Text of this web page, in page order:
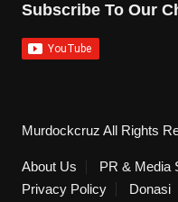
Subscribe To Our
Murdockcruz All Rights
About Us PR & Media
Privacy Policy
Donasi